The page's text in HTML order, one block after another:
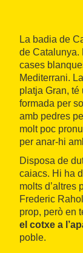
La badia de
de Catalunya.
cases
Mediterrani.
platja Gran, té
formada per
amb pedres
molt poc
per anar-hi
Disposa de
caiacs. Hi ha
molts d’altres
Frederic
prop, però en
el cotxe a
poble.